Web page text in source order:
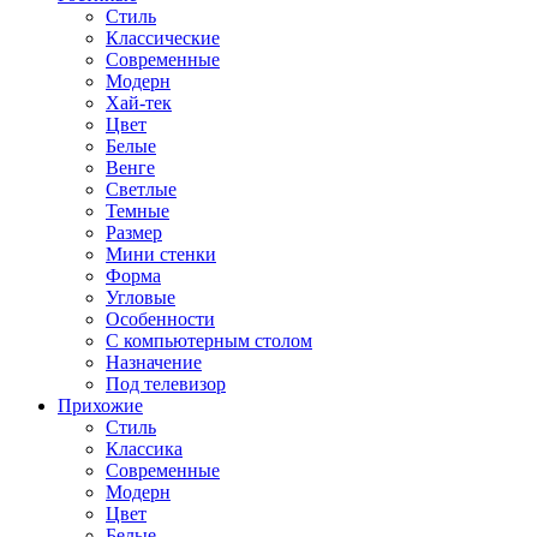
Стиль
Классические
Современные
Модерн
Хай-тек
Цвет
Белые
Венге
Светлые
Темные
Размер
Мини стенки
Форма
Угловые
Особенности
С компьютерным столом
Назначение
Под телевизор
Прихожие
Стиль
Классика
Современные
Модерн
Цвет